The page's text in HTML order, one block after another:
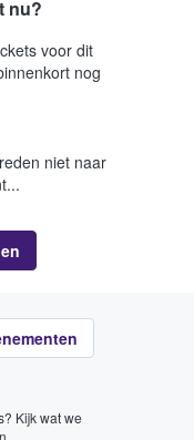
nu?
voor dit
nog
niet naar
Kijk wat we